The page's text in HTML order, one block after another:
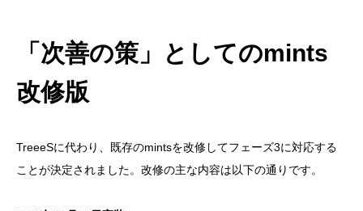
「次善の策」としてのmints
改修版
TreeeSに代わり、既存のmintsを改修してフェーズ3に対応する
ことが決定されました。改修の主な内容は以下の通りです。